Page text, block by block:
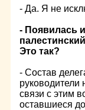
- Да. Я не
- Появилась
Это так?
- Состав
связи с этим
оставшиеся